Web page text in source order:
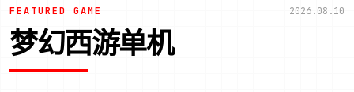
FEATURED GAME 2026.08.10
梦幻西游单机